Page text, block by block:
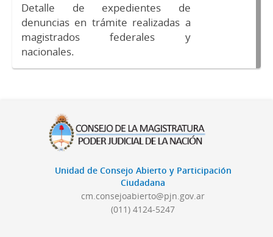
Detalle de expedientes de
denuncias en trámite realizadas a
magistrados federales y
nacionales.
Unidad de Consejo Abierto y Participación
Ciudadana
cm.consejoabierto@pjn.gov.ar
(011) 4124-5247